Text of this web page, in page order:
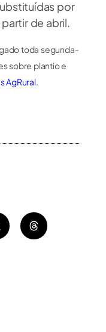
por
de abril.
toda segunda-
sobre plantio e
AgRural.